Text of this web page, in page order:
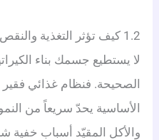
1.2 كيف تؤثر التغذية والنقص في الكيراتين
لا يستطيع جسمك بناء
الصحيحة. فنظام غذائي فقير
الأساسية يحدّ سريعاً من
والأكل المقيّد أسباب خفية